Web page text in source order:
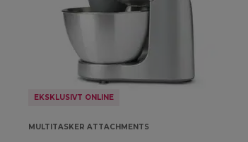
EKSKLUSIVT ONLINE
MULTITASKER ATTACHMENTS